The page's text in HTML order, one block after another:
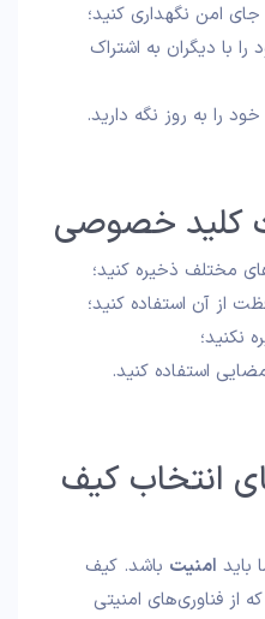
امن نگهداری کنید؛
با دیگران به اشتراک
را به‌ روز نگه دارید.
مختلف ذخیره کنید؛
از آن استفاده کنید؛
نکنید؛
استفاده کنید.
انتخاب کیف
باید امنیت باشد. کیف
از فناوری‌های امنیتی